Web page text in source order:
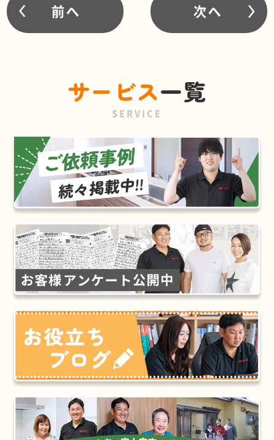
前へ 次へ
サービス一覧
SERVICE